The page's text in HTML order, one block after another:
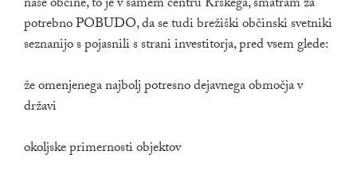
naše občine, to je v samem centru Krškega, smatram za
potrebno POBUDO, da se tudi brežiški občinski svetniki
seznanijo s pojasnili s strani investitorja, pred vsem glede:
že omenjenega najbolj potresno dejavnega območja v
državi
okoljske primernosti objektov